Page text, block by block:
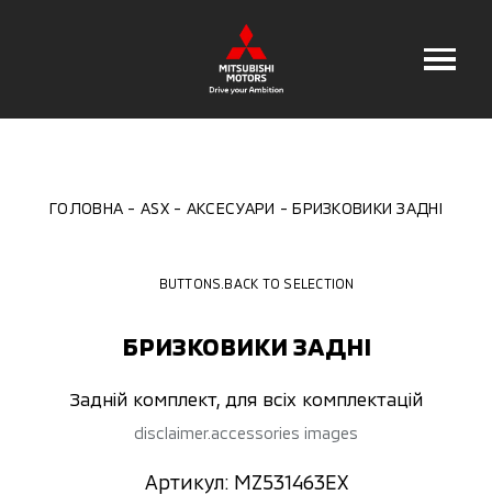
ГОЛОВНА ASX АКСЕСУАРИ БРИЗКОВИКИ ЗАДНІ
BUTTONS.BACK TO SELECTION
БРИЗКОВИКИ ЗАДНІ
Задній комплект, для всіх комплектацій
disclaimer.accessories images
Артикул: MZ531463EX